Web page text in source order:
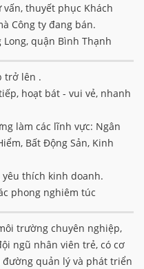
thuyết phục Khách
Công ty đang bán.
quận Bình Thạnh
trở lên .
hoạt bát - vui vẻ, nhanh
làm các lĩnh vực: Ngân
Bất Động Sản, Kinh
thích kinh doanh.
phong nghiêm túc
trường chuyên nghiệp,
ngũ nhân viên trẻ, có cơ
quản lý và phát triển